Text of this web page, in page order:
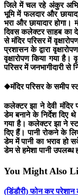
जिले में चल रहे अंकुर
भूमि में फलदार और
भरा और छायादार होगा।
दिवस कलेक्टर साहब का
से मंदिर परिसर में
प्रशासन के द्वारा
वृक्षारोपण किया गया है।
परिसर में जनभागीदारी से
◆मंदिर परिसर के समीप
कलेक्टर झा ने देवी मंदिर
डेम बनाने के निर्देश दिए
गया है। कलेक्टर झा ने
दिए हैं। पानी रोकने के
डेम में पानी का भराव हो
डेम से हमेशा पानी उपलब्ध
You Might Also
(डिंडौरी) फोन कर